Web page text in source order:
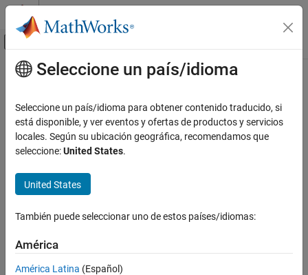
Saltar al contenido
Mostrar/ocultar menú de navegación
Inicio de Documentación
Contenido principal
How useful was this information?
Seleccione un país/idioma
Seleccione un país/idioma para obtener contenido traducido, si
está disponible, y ver eventos y ofertas de productos y servicios
locales. Según su ubicación geográfica, recomendamos que
seleccione:United States.
United States
También puede seleccionar uno de estos países/idiomas:
América
América Latina (Español)